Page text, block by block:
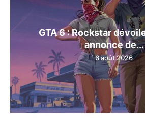
GTA 6 : Rockstar
annonce de...
6 août 2026